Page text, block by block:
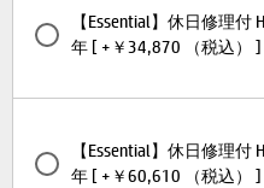
【Essential】休日修理
年 [ +￥34,870 （税込） ]
【Essential】休日修理
年 [ +￥60,610 （税込） ]